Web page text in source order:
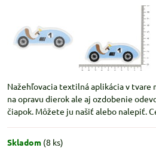
Nažehľovacia textilná aplikácia v tvare
na opravu dierok ale aj ozdobenie
čiapok. Môžete ju našiť alebo nalepiť.
Skladom (8 ks)